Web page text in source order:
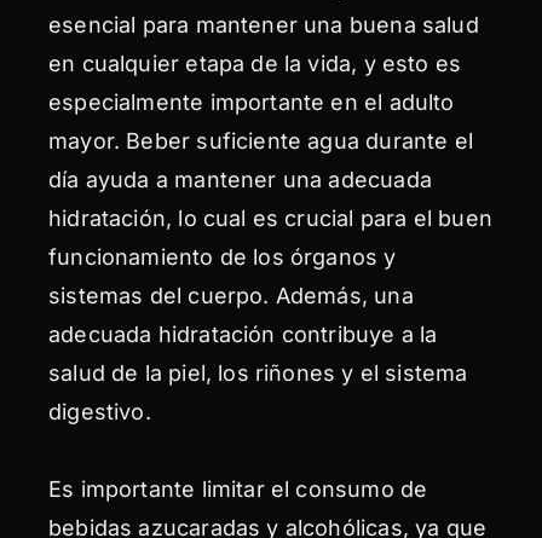
esencial para mantener una buena salud
en cualquier etapa de la vida, y esto es
especialmente importante en el adulto
mayor. Beber suficiente agua durante el
día ayuda a mantener una adecuada
hidratación, lo cual es crucial para el buen
funcionamiento de los órganos y
sistemas del cuerpo. Además, una
adecuada hidratación contribuye a la
salud de la piel, los riñones y el sistema
digestivo.
Es importante limitar el consumo de
bebidas azucaradas y alcohólicas, ya que